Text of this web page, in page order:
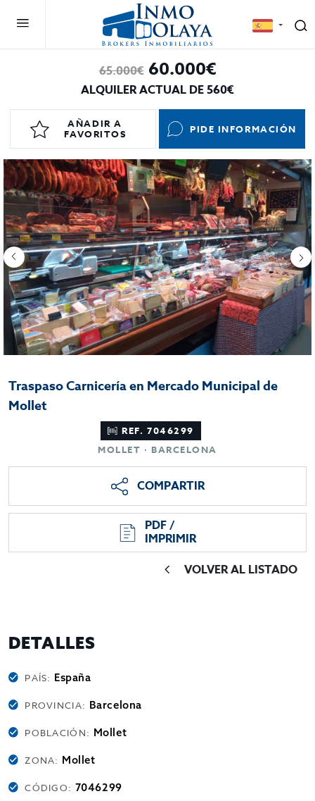
65.000€60.000€
ALQUILER ACTUAL DE 560€
AÑADIR A
FAVORITOS
PIDE INFORMACIÓN
Traspaso Carnicería en Mercado Municipal de
Mollet
REF. 7046299
MOLLET · BARCELONA
COMPARTIR
PDF /
IMPRIMIR
VOLVER AL LISTADO
DETALLES
PAÍS: España
PROVINCIA: Barcelona
POBLACIÓN: Mollet
ZONA: Mollet
CÓDIGO: 7046299